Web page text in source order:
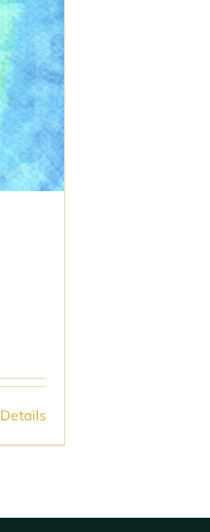
Details